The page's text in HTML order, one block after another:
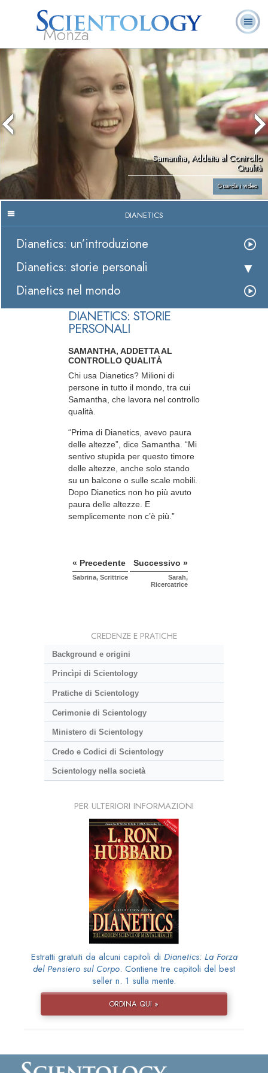
Monza
L. Ron Hubbard:
Fondatore
Che cos’è
Scientology?
Ministri
Volontari
Domande
ricorrenti
Libri
Samantha, Addetta al Controllo
Qualità
Guarda i video
DIANETICS
Dianetics: un’introduzione
Dianetics: storie personali
Dianetics nel mondo
DIANETICS: STORIE
PERSONALI
SAMANTHA, ADDETTA AL
CONTROLLO QUALITÀ
Chi usa Dianetics? Milioni di
persone in tutto il mondo, tra cui
Samantha, che lavora nel controllo
qualità.
“Prima di Dianetics, avevo paura
delle altezze”, dice Samantha. “Mi
sentivo stupida per questo timore
delle altezze, anche solo stando
su un balcone o sulle scale mobili.
Dopo Dianetics non ho più avuto
paura delle altezze. E
semplicemente non c’è più.”
« Precedente
Sabrina, Scrittrice
Successivo »
Sarah,
Ricercatrice
CREDENZE E PRATICHE
Background e origini
Princìpi di Scientology
Pratiche di Scientology
Cerimonie di Scientology
Ministero di Scientology
Credo e Codici di Scientology
Scientology nella società
PER ULTERIORI INFORMAZIONI
Estratti gratuiti da alcuni capitoli di Dianetics: La Forza
del Pensiero sul Corpo. Contiene tre capitoli del best
seller n. 1 sulla mente.
ORDINA QUI »